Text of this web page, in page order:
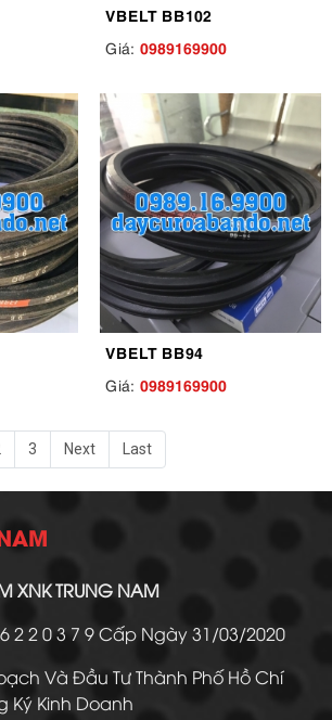
VBELT BB102
Giá: 0989169900
VBELT BB94
Giá: 0989169900
3 Next
Last
XNK TRUNG NAM
2 2 0 3 7 9 Cấp Ngày 31/03/2020
Và Đầu Tư Thành Phố Hồ Chí
Ký Kinh Doanh